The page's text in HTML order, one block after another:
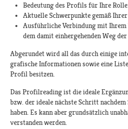
Bedeutung des Profils für Ihre
Aktuelle Schwerpunkte gemäß
Ausführliche Verbindung mit Ihrem
dem damit einhergehenden Weg
Abgerundet wird all das durch einige
grafische Informationen sowie eine
Profil besitzen.
Das Profilreading ist die ideale
bzw. der ideale nächste Schritt
haben. Es kann aber grundsätzlich
verstanden werden.